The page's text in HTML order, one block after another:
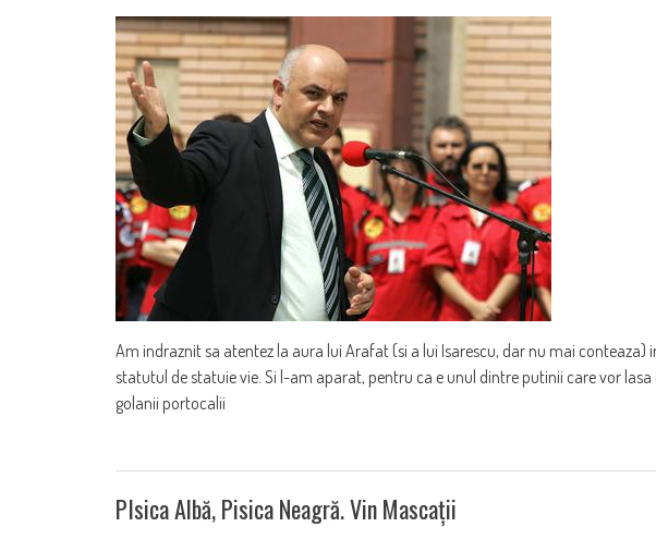
Am indraznit sa atentez la aura lui Arafat (si a lui Isarescu, dar nu mai
statutul de statuie vie. Si l-am aparat, pentru ca e unul dintre putinii care vor
golanii portocalii
PIsica Albă, Pisica Neagră. Vin Mascații